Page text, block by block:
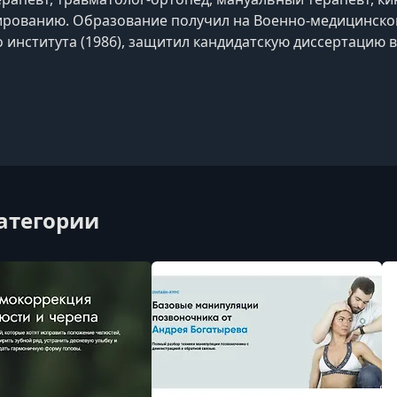
Образование получил на Военно-
института (1986), защитил кандидатскую диссертацию